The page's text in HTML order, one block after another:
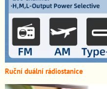
Ruční duální rádiostanice